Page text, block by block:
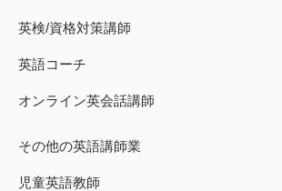
英検/資格対策講師
英語コーチ
オンライン英会話講師
その他の英語講師業
児童英語教師